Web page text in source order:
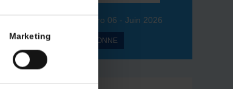
Marketing
Volume 51 – Numéro 06 - Juin 2026
JE M’ABONNE